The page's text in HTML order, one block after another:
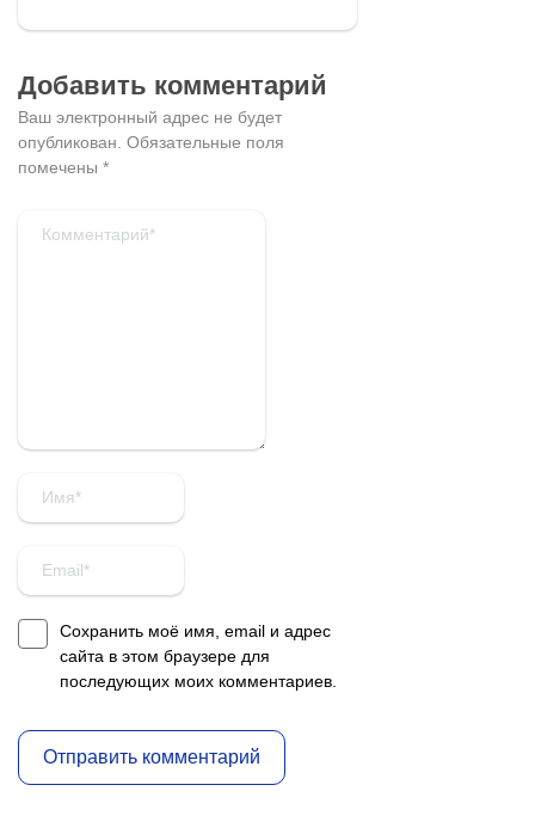
Добавить комментарий
Ваш электронный адрес не будет
опубликован. Обязательные поля
помечены *
Сохранить моё имя, email и адрес
сайта в этом браузере для
последующих моих комментариев.